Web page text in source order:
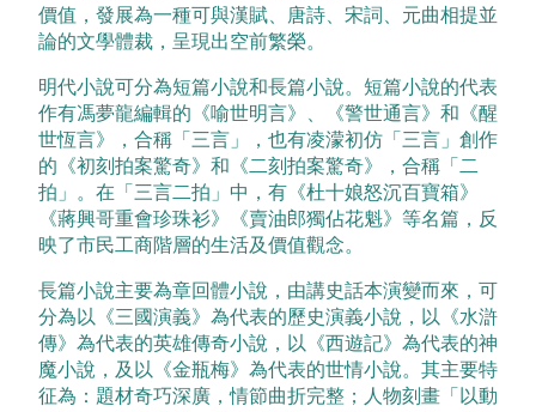
價值，發展為一種可與漢賦、唐詩、宋詞、元曲相提並
論的文學體裁，呈現出空前繁榮。
明代小說可分為短篇小說和長篇小說。短篇小說的代表
作有馮夢龍編輯的《喻世明言》、《警世通言》和《醒
世恆言》，合稱「三言」，也有凌濛初仿「三言」創作
的《初刻拍案驚奇》和《二刻拍案驚奇》，合稱「二
拍」。在「三言二拍」中，有《杜十娘怒沉百寶箱》
《蔣興哥重會珍珠衫》《賣油郎獨佔花魁》等名篇，反
映了市民工商階層的生活及價值觀念。
長篇小說主要為章回體小說，由講史話本演變而來，可
分為以《三國演義》為代表的歷史演義小說，以《水滸
傳》為代表的英雄傳奇小說，以《西遊記》為代表的神
魔小說，及以《金瓶梅》為代表的世情小說。其主要特
征為：題材奇巧深廣，情節曲折完整；人物刻畫「以動